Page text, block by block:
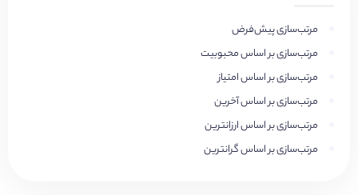
مرتب‌سازی پیش‌فرض
مرتب‌سازی بر اساس محبوبیت
مرتب‌سازی بر اساس امتیاز
مرتب‌سازی بر اساس آخرین
مرتب‌سازی بر اساس ارزانترین
مرتب‌سازی بر اساس گرانترین